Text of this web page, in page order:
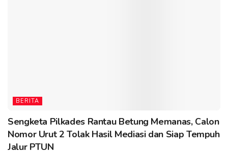
BERITA
Sengketa Pilkades Rantau Betung Memanas, Calon
Nomor Urut 2 Tolak Hasil Mediasi dan Siap Tempuh
Jalur PTUN